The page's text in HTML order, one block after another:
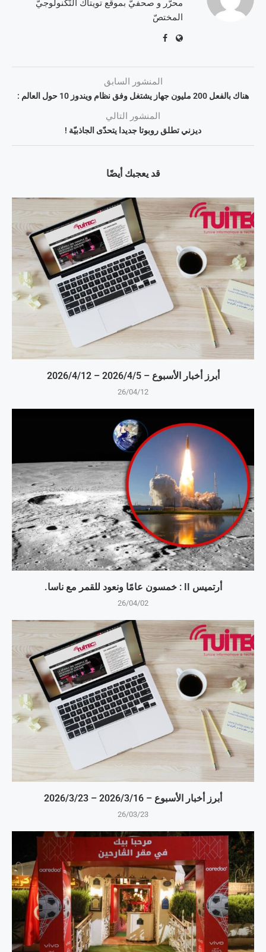
محرّر و صحفيّ بموقع تويتاك التّكنولوجيّ
المختصّ
المنشور السابق
هناك بالفعل 200 مليون جهاز يشتغل وفق نظام ويندوز 10 حول العالم :
المنشور التالي
ديزني تطلق روبوتا جديدا يتحدّى الجاذبيّة !
قد يعجبك أيضًا
أبرز أخبار الأسبوع – 5‏/4‏/2026 – 12‏/4‏/2026
26/04/12
أرتميس II : خمسون عامًا ونعود للقمر مع ناسا.
26/04/02
أبرز أخبار الأسبوع – 16‏/3‏/2026 – 23‏/3‏/2026
26/03/23